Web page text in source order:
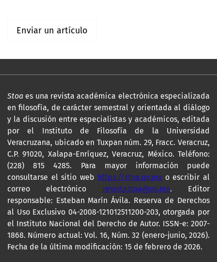
Enviar un artículo
Stoa es una revista académica electrónica especializada
en filosofía, de carácter semestral y orientada al diálogo
y la discusión entre especialistas y académicos, editada
por el Instituto de Filosofía de la Universidad
Veracruzana, ubicado en Tuxpan núm. 29, Fracc. Veracruz,
C.P. 91020, Xalapa-Enríquez, Veracruz, México. Teléfono:
(228) 815 4285. Para mayor información puede
consultarse el sitio web https://stoa.uv.mx o escribir al
correo electrónico revistastoa@uv.mx. Editor
responsable: Esteban Marín Ávila. Reserva de Derechos
al Uso Exclusivo 04-2008-121012511200-203, otorgada por
el Instituto Nacional del Derecho de Autor. ISSN-e: 2007-
1868. Número actual: Vol. 16, Núm. 32 (enero-junio, 2026).
Fecha de la última modificación: 15 de febrero de 2026.